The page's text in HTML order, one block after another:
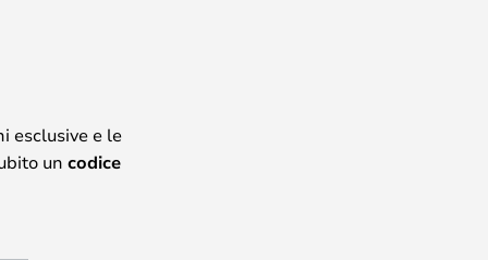
esclusive e le
un codice